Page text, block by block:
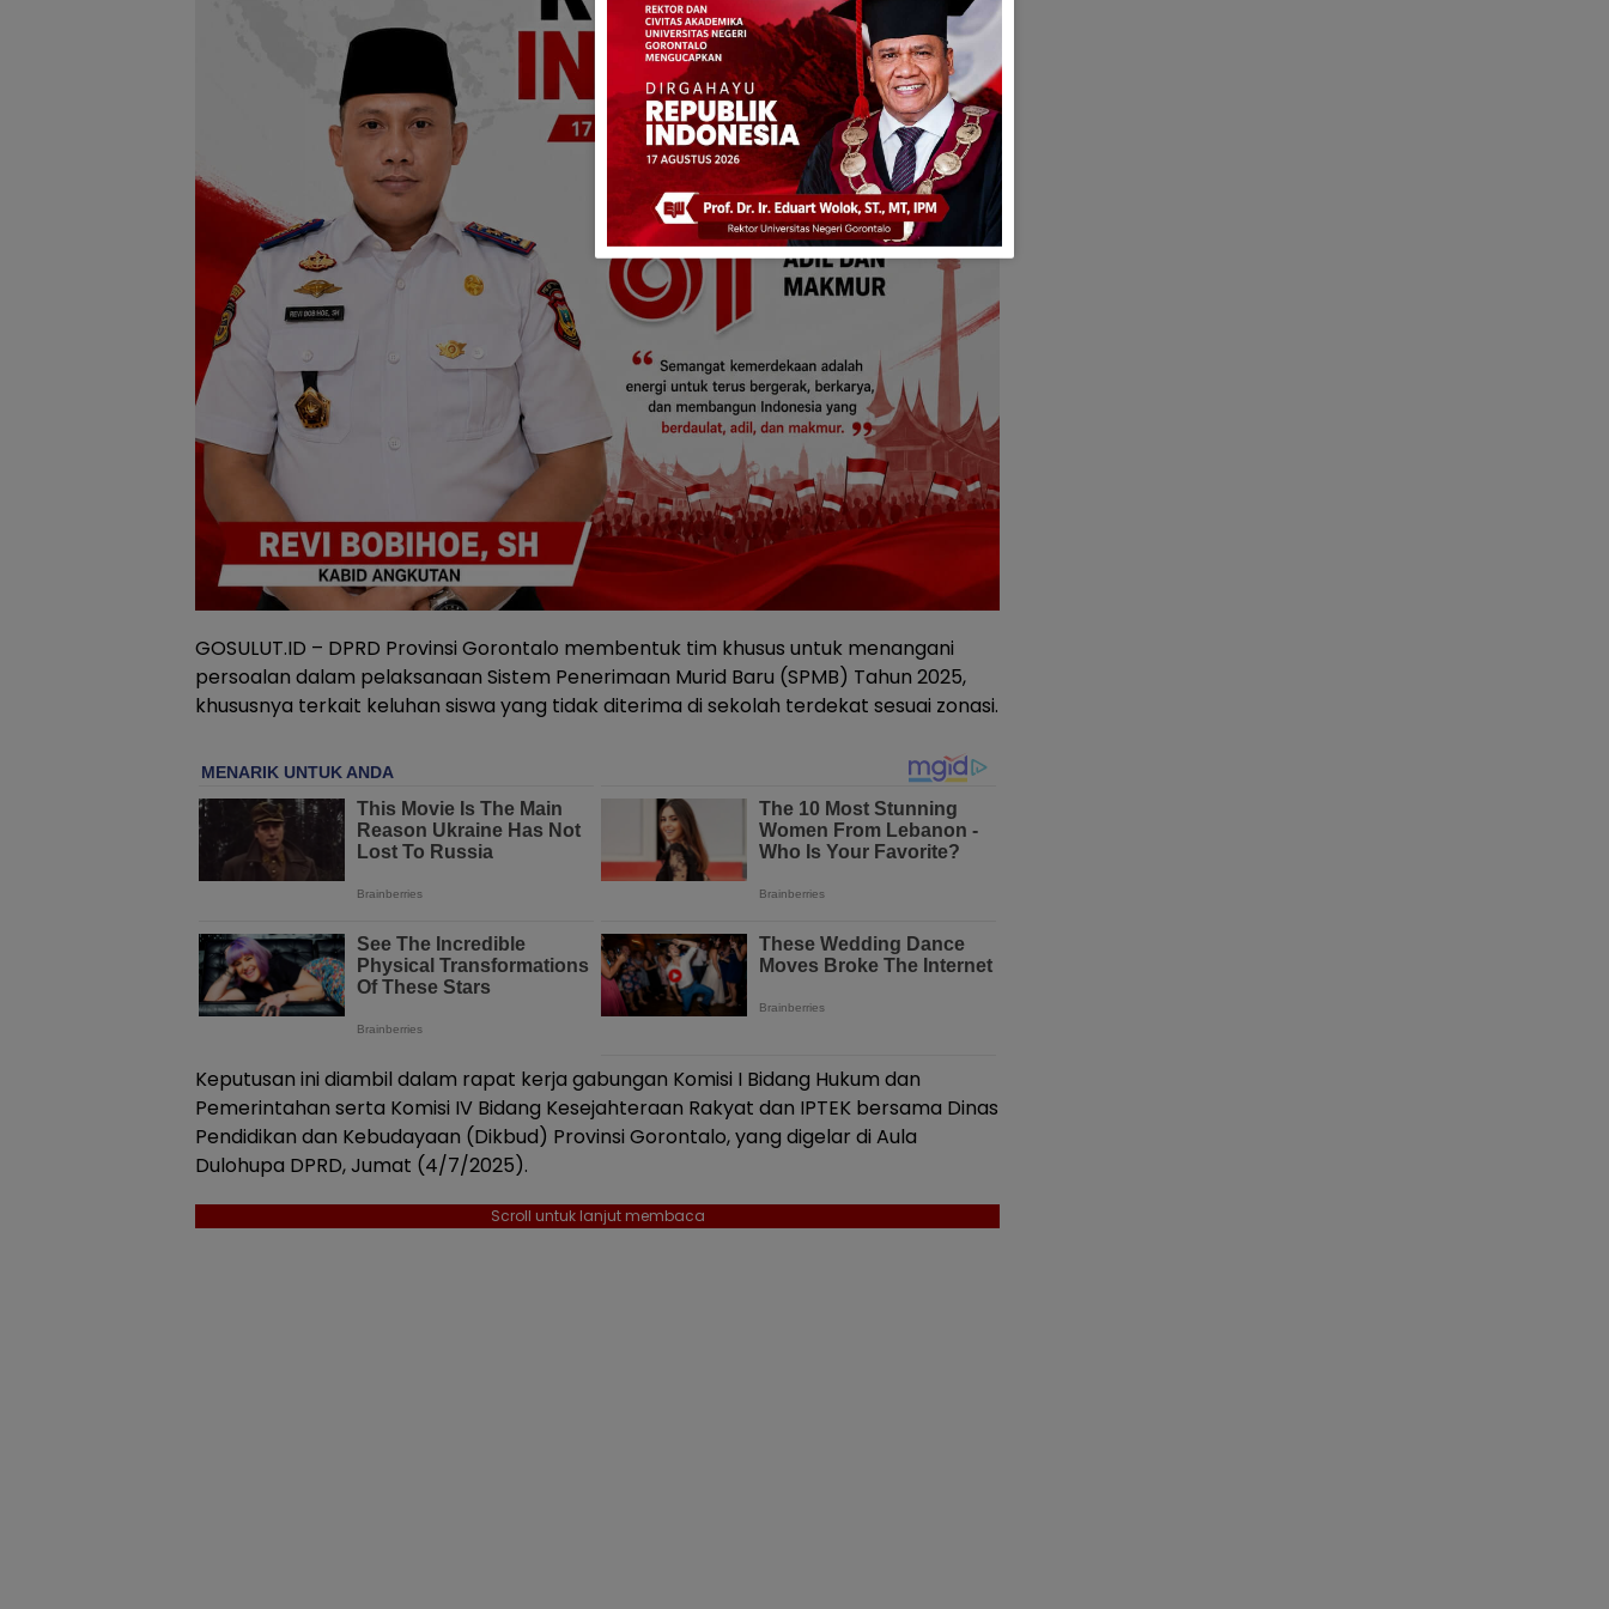
GOSULUT.ID – DPRD Provinsi Gorontalo membentuk tim khusus untuk menangani
persoalan dalam pelaksanaan Sistem Penerimaan Murid Baru (SPMB) Tahun 2025,
khususnya terkait keluhan siswa yang tidak diterima di sekolah terdekat sesuai zonasi.
Keputusan ini diambil dalam rapat kerja gabungan Komisi I Bidang Hukum dan
Pemerintahan serta Komisi IV Bidang Kesejahteraan Rakyat dan IPTEK bersama Dinas
Pendidikan dan Kebudayaan (Dikbud) Provinsi Gorontalo, yang digelar di Aula
Dulohupa DPRD, Jumat (4/7/2025).
Scroll untuk lanjut membaca